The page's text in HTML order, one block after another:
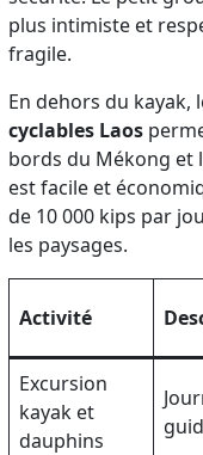
plus intimiste et
fragile.
En dehors du kayak,
cyclables Laos
bords du Mékong et
est facile et
de 10 000 kips par
les paysages.
Activité
Excursion
kayak et
dauphins